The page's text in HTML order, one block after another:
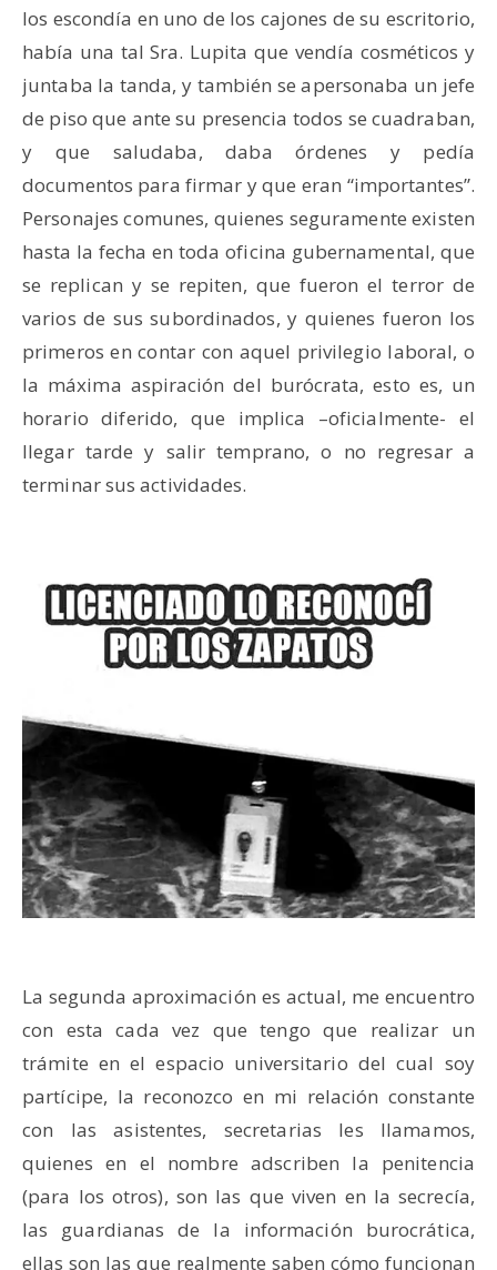
los escondía en uno de los cajones de su escritorio,
había una tal Sra. Lupita que vendía cosméticos y
juntaba la tanda, y también se apersonaba un jefe
de piso que ante su presencia todos se cuadraban,
y que saludaba, daba órdenes y pedía
documentos para firmar y que eran “importantes”.
Personajes comunes, quienes seguramente existen
hasta la fecha en toda oficina gubernamental, que
se replican y se repiten, que fueron el terror de
varios de sus subordinados, y quienes fueron los
primeros en contar con aquel privilegio laboral, o
la máxima aspiración del burócrata, esto es, un
horario diferido, que implica –oficialmente- el
llegar tarde y salir temprano, o no regresar a
terminar sus actividades.
La segunda aproximación es actual, me encuentro
con esta cada vez que tengo que realizar un
trámite en el espacio universitario del cual soy
partícipe, la reconozco en mi relación constante
con las asistentes, secretarias les llamamos,
quienes en el nombre adscriben la penitencia
(para los otros), son las que viven en la secrecía,
las guardianas de la información burocrática,
ellas son las que realmente saben cómo funcionan